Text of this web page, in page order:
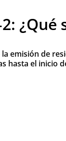
de
hasta el inicio